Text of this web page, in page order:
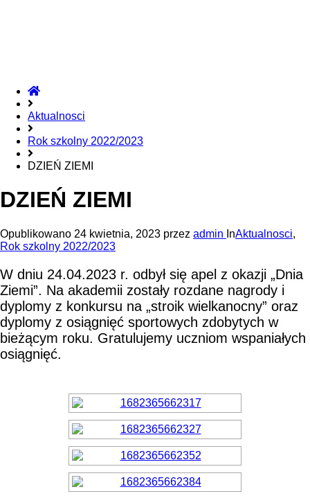
Home
Aktualnosci
Rok szkolny 2022/2023
DZIEŃ ZIEMI
DZIEŃ ZIEMI
Opublikowano 24 kwietnia, 2023 przez admin InAktualnosci,
Rok szkolny 2022/2023
W dniu 24.04.2023 r. odbył się apel z okazji „Dnia
Ziemi”. Na akademii zostały rozdane nagrody i
dyplomy z konkursu na „stroik wielkanocny” oraz
dyplomy z osiągnięć sportowych zdobytych w
bieżącym roku. Gratulujemy uczniom wspaniałych
osiągnięć.